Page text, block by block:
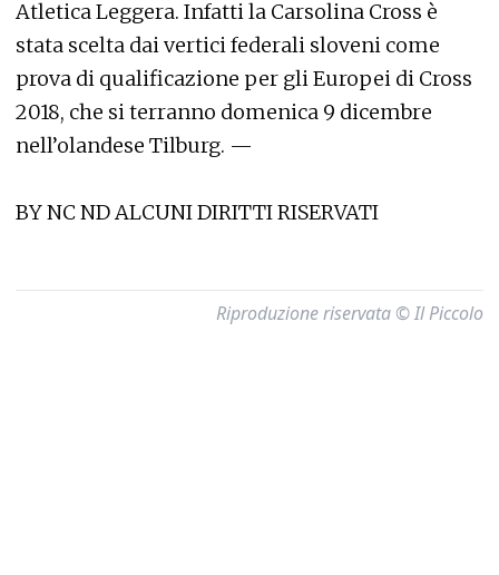
Atletica Leggera. Infatti la Carsolina Cross è
stata scelta dai vertici federali sloveni come
prova di qualificazione per gli Europei di Cross
2018, che si terranno domenica 9 dicembre
nell’olandese Tilburg. —
BY NC ND ALCUNI DIRITTI RISERVATI
Riproduzione riservata © Il Piccolo